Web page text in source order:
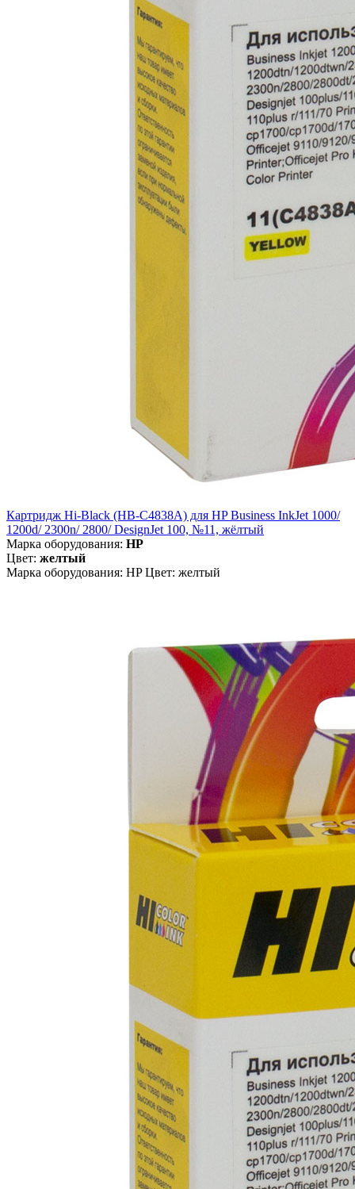
Картридж Hi-Black (HB-C4838A) для HP Business InkJet 1000/
1200d/ 2300n/ 2800/ DesignJet 100, №11, жёлтый
Марка оборудования: HP
Цвет: желтый
Марка оборудования: HP Цвет: желтый